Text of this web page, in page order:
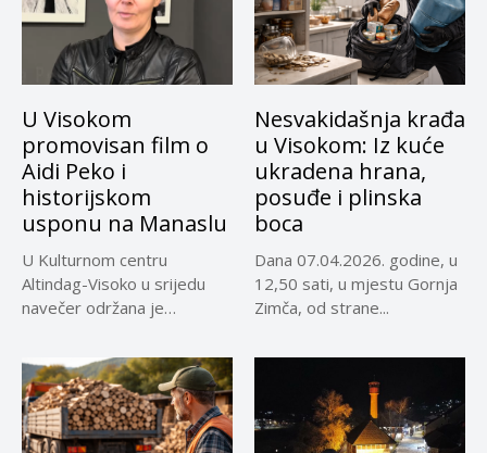
U Visokom
promovisan film o
Aidi Peko i
historijskom
usponu na Manaslu
U Kulturnom centru
Altindag-Visoko u srijedu
navečer održana je
Nesvakidašnja krađa
u Visokom: Iz kuće
ukradena hrana,
posuđe i plinska
boca
Dana 07.04.2026. godine, u
12,50 sati, u mjestu Gornja
Zimča, od strane...